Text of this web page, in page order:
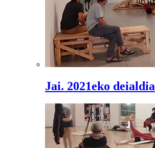
Jai. 2021eko deialdia